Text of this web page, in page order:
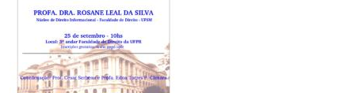
Ministério da Mulher, da Família e dos Direitos Humanos
Secretaria-Geral